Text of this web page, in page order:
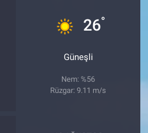
26°
Güneşli
Nem: %56
Rüzgar: 9.11 m/s